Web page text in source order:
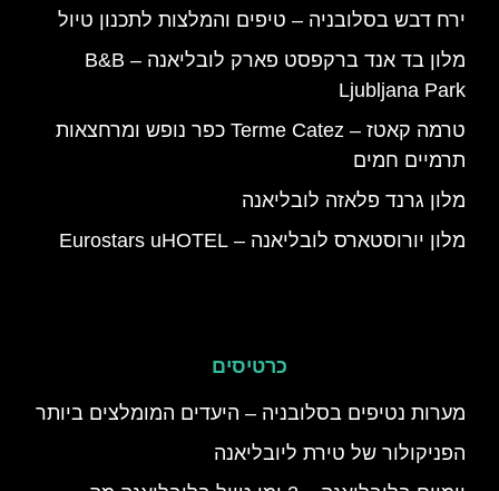
ירח דבש בסלובניה – טיפים והמלצות לתכנון טיול
מלון בד אנד ברקפסט פארק לובליאנה – B&B
Ljubljana Park
טרמה קאטז – Terme Catez כפר נופש ומרחצאות
תרמיים חמים
מלון גרנד פלאזה לובליאנה
מלון יורוסטארס לובליאנה – Eurostars uHOTEL
כרטיסים
מערות נטיפים בסלובניה – היעדים המומלצים ביותר
הפניקולור של טירת ליובליאנה